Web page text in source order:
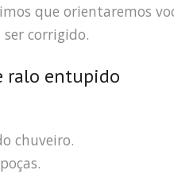
que orientaremos
ser corrigido.
ralo entupido
chuveiro.